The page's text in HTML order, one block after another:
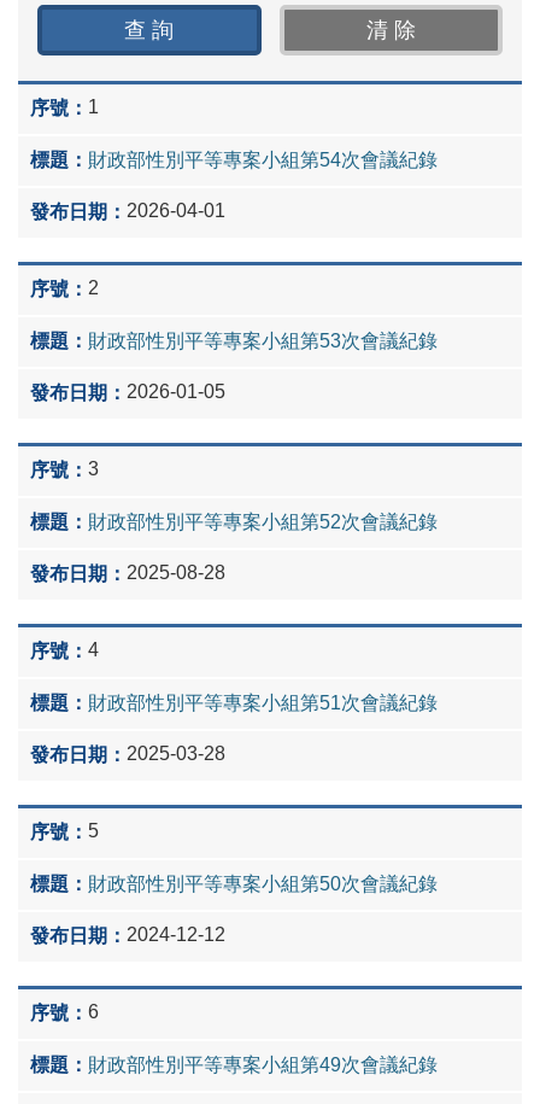
1
財政部性別平等專案小組第54次會議紀錄
2026-04-01
2
財政部性別平等專案小組第53次會議紀錄
2026-01-05
3
財政部性別平等專案小組第52次會議紀錄
2025-08-28
4
財政部性別平等專案小組第51次會議紀錄
2025-03-28
5
財政部性別平等專案小組第50次會議紀錄
2024-12-12
6
財政部性別平等專案小組第49次會議紀錄